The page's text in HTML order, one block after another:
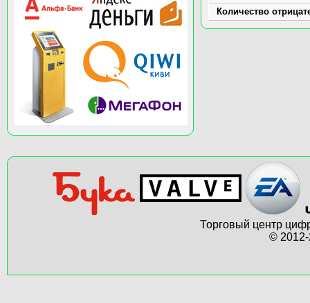
Количество
Торговый центр
©